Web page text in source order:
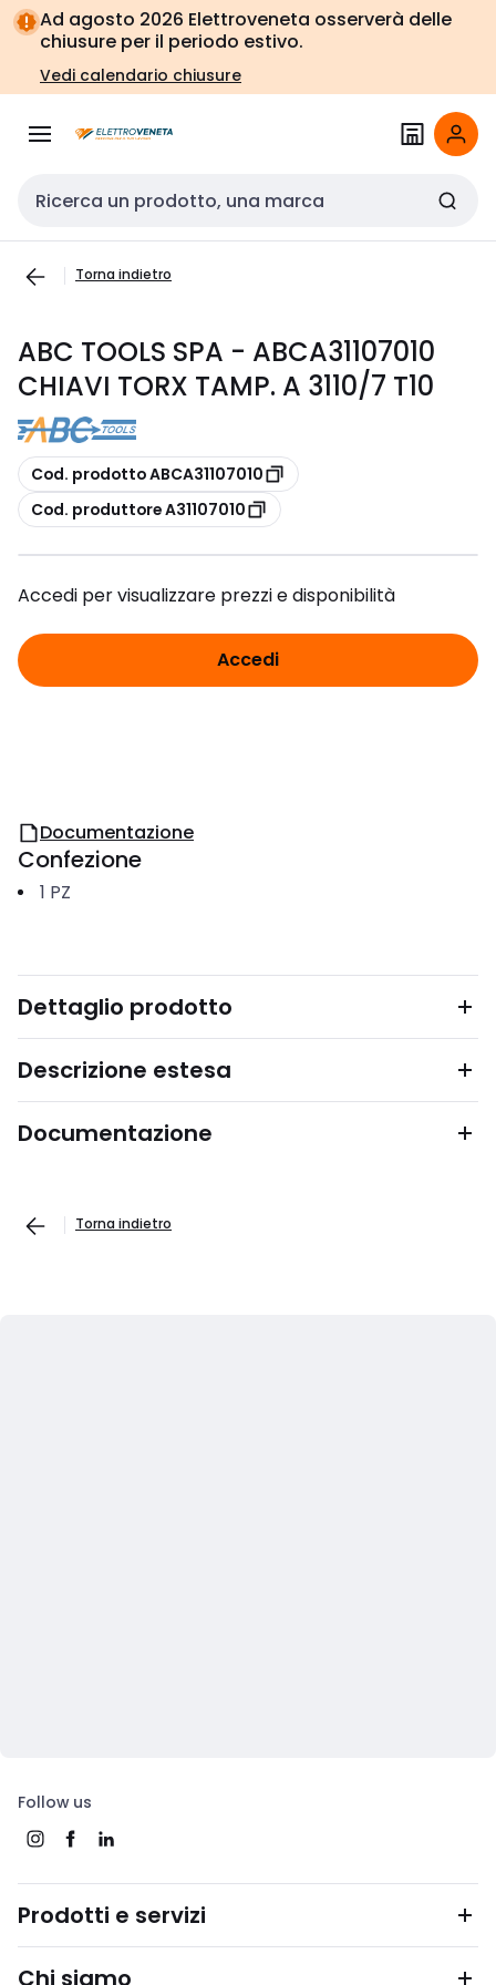
Vai alla
navigazione
Vai
alla
pagina
Ad agosto 2026 Elettroveneta osserverà delle
chiusure per il periodo estivo.
Vedi calendario chiusure
Cerca input
Torna indietro
ABC TOOLS SPA - ABCA31107010
CHIAVI TORX TAMP. A 3110/7 T10
copia
Cod. prodotto ABCA31107010
copia
Cod. produttore A31107010
Accedi per visualizzare prezzi e disponibilità
Accedi
Documentazione
Confezione
1 PZ
Dettaglio prodotto
Descrizione estesa
Documentazione
Torna indietro
Follow us
Prodotti e servizi
Chi siamo